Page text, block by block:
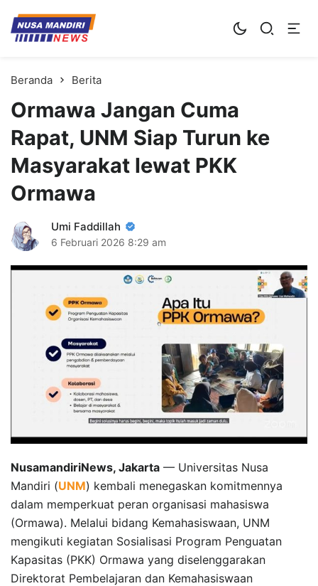
Kampus Digital Bisnis
Universitas Nusa Mandiri
Beranda Berita
Ormawa Jangan Cuma
Rapat, UNM Siap Turun ke
Masyarakat lewat PKK
Ormawa
Umi Faddillah
6 Februari 2026 8:29 am
NusamandiriNews, Jakarta — Universitas Nusa
Mandiri (UNM) kembali menegaskan komitmennya
dalam memperkuat peran organisasi mahasiswa
(Ormawa). Melalui bidang Kemahasiswaan, UNM
mengikuti kegiatan Sosialisasi Program Penguatan
Kapasitas (PKK) Ormawa yang diselenggarakan
Direktorat Pembelajaran dan Kemahasiswaan